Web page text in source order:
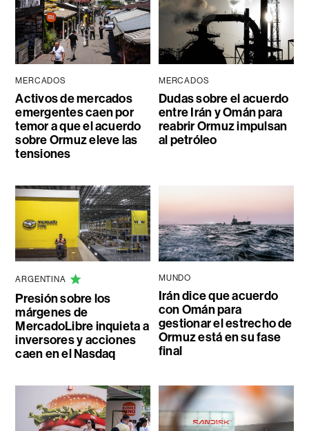
MERCADOS
Activos de mercados
emergentes caen por
temor a que el acuerdo
sobre Ormuz eleve las
tensiones
MERCADOS
Dudas sobre el acuerdo
entre Irán y Omán para
reabrir Ormuz impulsan
al petróleo
ARGENTINA
Presión sobre los
márgenes de
MercadoLibre inquieta a
inversores y acciones
caen en el Nasdaq
MUNDO
Irán dice que acuerdo
con Omán para
gestionar el estrecho de
Ormuz está en su fase
final